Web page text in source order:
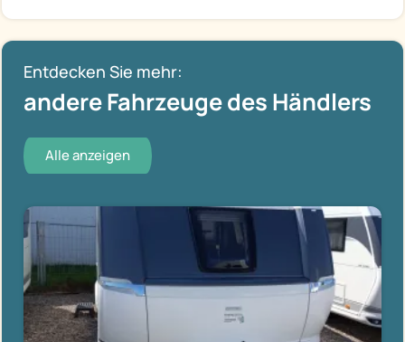
Entdecken Sie mehr:
andere Fahrzeuge des Händlers
Alle anzeigen